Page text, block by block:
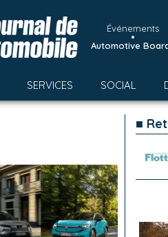
Événements
•
Automotive
SERVICES SOCIAL
■